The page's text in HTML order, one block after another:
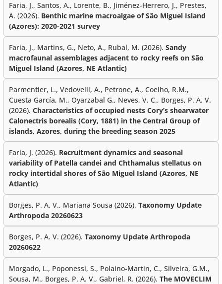
Faria, J., Santos, A., Lorente, B., Jiménez-Herrero, J., Prestes,
A. (2026). Benthic marine macroalgae of São Miguel Island
(Azores): 2020-2021 survey
Faria, J., Martins, G., Neto, A., Rubal, M. (2026). Sandy
macrofaunal assemblages adjacent to rocky reefs on São
Miguel Island (Azores, NE Atlantic)
Parmentier, L., Vedovelli, A., Petrone, A., Coelho, R.M.,
Cuesta García, M., Oyarzabal G., Neves, V. C., Borges, P. A. V.
(2026). Characteristics of occupied nests Cory’s shearwater
Calonectris borealis (Cory, 1881) in the Central Group of
islands, Azores, during the breeding season 2025
Faria, J. (2026). Recruitment dynamics and seasonal
variability of Patella candei and Chthamalus stellatus on
rocky intertidal shores of São Miguel Island (Azores, NE
Atlantic)
Borges, P. A. V., Mariana Sousa (2026). Taxonomy Update
Arthropoda 20260623
Borges, P. A. V. (2026). Taxonomy Update Arthropoda
20260622
Morgado, L., Poponessi, S., Polaino-Martin, C., Silveira, G.M.,
Sousa, M., Borges, P. A. V., Gabriel, R. (2026). The MOVECLIM